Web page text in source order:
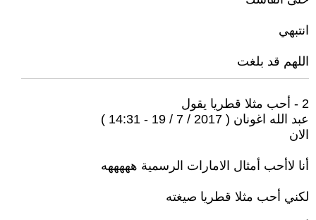
انتبهي
اللهم قد بلغت
2 - أحب مثلا قطريا يقول
عبد الله اغونان ( 2017 / 7 / 19 - 14:31 )
الان
أنا لاأحب أمثال الامارات الرسمية هههههه
لكني أحب مثلا قطريا صيغته